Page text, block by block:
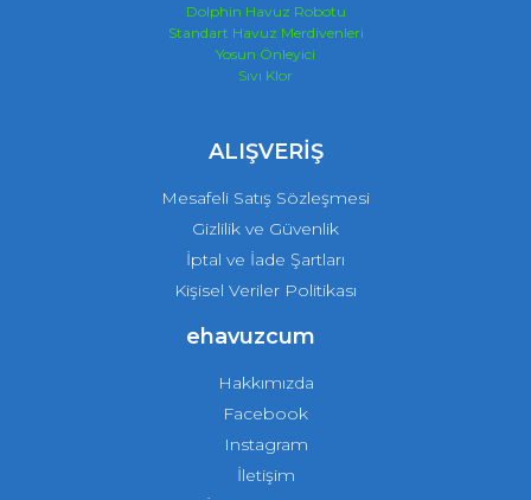
Dolphin Havuz Robotu
Standart Havuz Merdivenleri
Yosun Önleyici
Sıvı Klor
ALIŞVERİŞ
Mesafeli Satış Sözleşmesi
Gizlilik ve Güvenlik
İptal ve İade Şartları
Kişisel Veriler Politikası
ehavuzcum
Hakkımızda
Facebook
Instagram
İletişim